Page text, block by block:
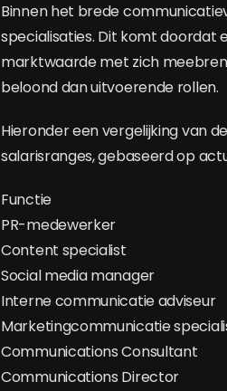
Binnen het brede
specialisaties. Dit komt doordat
marktwaarde met zich
beloond dan uitvoerende rollen.
Hieronder een vergelijking van
salarisranges, gebaseerd op
Functie
PR-medewerker
Content specialist
Social media manager
Interne communicatie adviseur
Marketingcommunicatie
Communications Consultant
Communications Director